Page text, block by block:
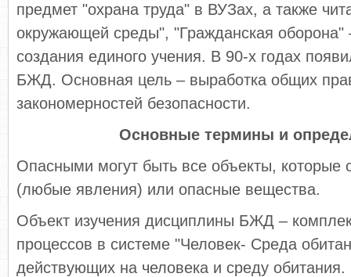
предмет "охрана труда" в ВУЗах, а также
окружающей среды", "Гражданская оборона"
создания единого учения. В 90-х годах
БЖД. Основная цель – выработка общих
закономерностей безопасности.
Основные термины и
Опасными могут быть все объекты, которые
(любые явления) или опасные вещества.
Объект изучения дисциплины БЖД –
процессов в системе "Человек- Среда
действующих на человека и среду